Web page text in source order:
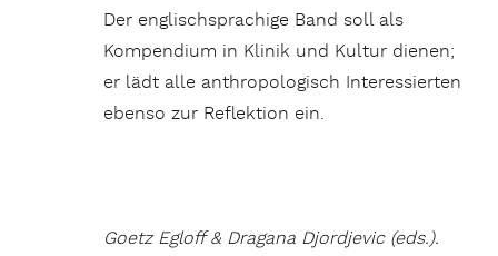
Der englischsprachige Band soll als
Kompendium in Klinik und Kultur dienen;
er lädt alle anthropologisch Interessierten
ebenso zur Reflektion ein.
Goetz Egloff & Dragana Djordjevic (eds.).